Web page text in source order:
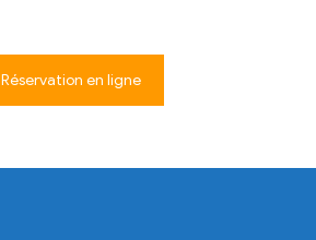
Réservation en ligne